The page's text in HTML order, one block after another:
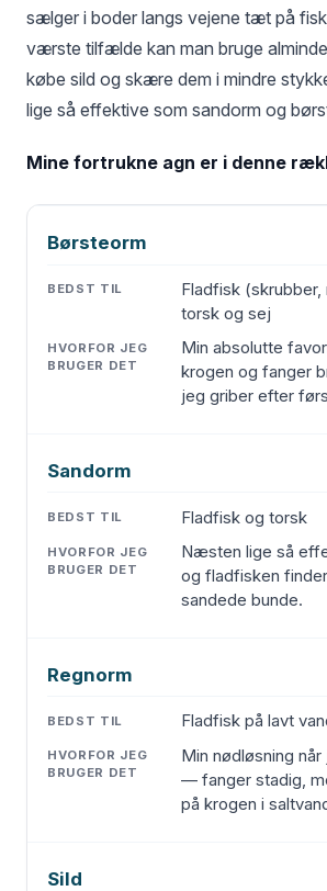
sælger i boder langs vejene tæt på
værste tilfælde kan man bruge
købe sild og skære dem i mindre
lige så effektive som sandorm og
Mine fortrukne agn er i denne
AGN BEDST TIL
Børsteorm
Fladfisk (skrubber,
torsk og sej
Min absolutte
krogen og fanger
jeg griber efter
Sandorm
Fladfisk og torsk
Næsten lige så
og fladfisken
sandede bunde.
Regnorm
Fladfisk på lavt
Min nødløsning når
— fanger stadig,
på krogen i
Sild